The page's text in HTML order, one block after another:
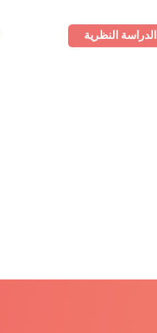
الدراسة النظرية